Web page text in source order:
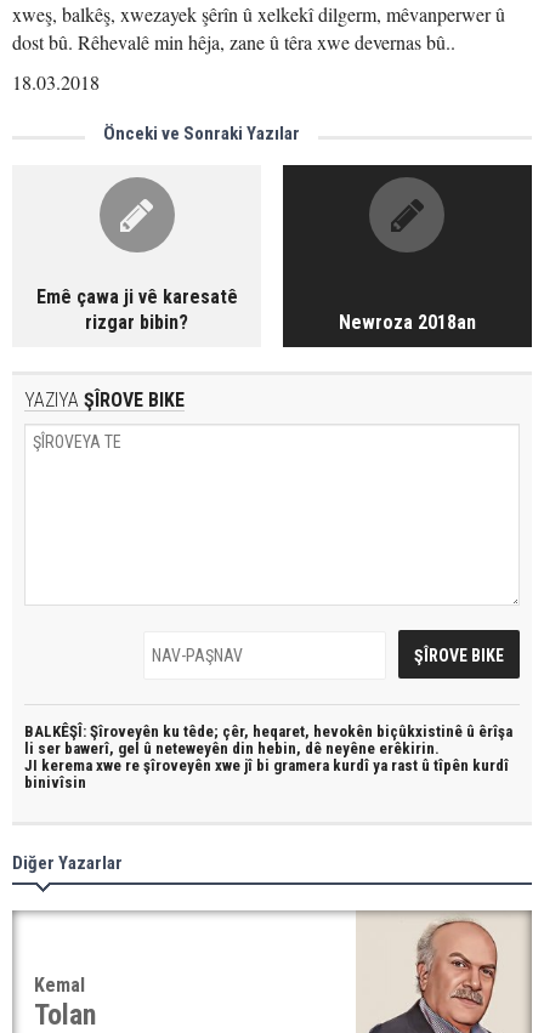
xweş, balkêş, xwezayek şêrîn û xelkekî dilgerm, mêvanperwer û
dost bû. Rêhevalê min hêja, zane û têra xwe devernas bû..
18.03.2018
Önceki ve Sonraki Yazılar
Emê çawa ji vê karesatê
rizgar bibin?
Newroza 2018an
YAZIYA ŞÎROVE BIKE
BALKÊŞÎ: Şîroveyên ku têde; çêr, heqaret, hevokên biçûkxistinê û êrîşa
li ser bawerî, gel û neteweyên din hebin, dê neyêne erêkirin.
JI kerema xwe re şîroveyên xwe jî bi gramera kurdî ya rast û tîpên kurdî
binivîsin
Diğer Yazarlar
Kemal
Tolan